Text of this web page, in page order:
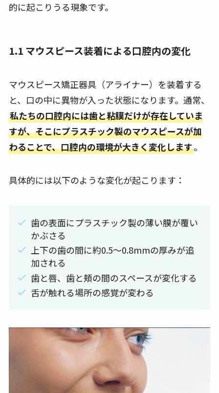
的に起こりうる現象です。
1.1 マウスピース装着による口腔内の変化
マウスピース矯正器具（アライナー）を装着する
と、口の中に異物が入った状態になります。通常、
私たちの口腔内には歯と粘膜だけが存在していま
すが、そこにプラスチック製のマウスピースが加
わることで、口腔内の環境が大きく変化します。
具体的には以下のような変化が起こります：
歯の表面にプラスチック製の薄い膜が覆い
かぶさる
上下の歯の間に約0.5〜0.8mmの厚みが追
加される
歯と唇、歯と頬の間のスペースが変化する
舌が触れる場所の感覚が変わる